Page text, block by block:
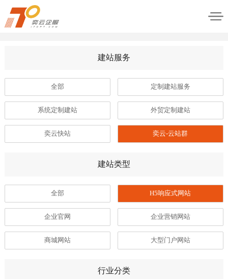
建站服务
全部 定制建站服务
系统定制建站 外贸定制建站
奕云快站 奕云-云站群
建站类型
全部 H5响应式网站
企业官网 企业营销网站
商城网站 大型门户网站
行业分类